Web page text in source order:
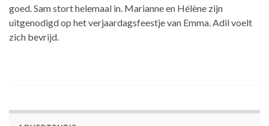
goed. Sam stort helemaal in. Marianne en Hélène zijn
uitgenodigd op het verjaardagsfeestje van Emma. Adil voelt
zich bevrijd.